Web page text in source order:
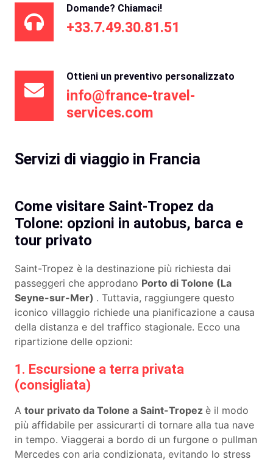
Domande? Chiamaci!
+33.7.49.30.81.51
Ottieni un preventivo personalizzato
info@france-travel-
services.com
Servizi di viaggio in Francia
Come visitare Saint-Tropez da
Tolone: ​​opzioni in autobus, barca e
tour privato
Saint-Tropez è la destinazione più richiesta dai
passeggeri che approdano Porto di Tolone (La
Seyne-sur-Mer) . Tuttavia, raggiungere questo
iconico villaggio richiede una pianificazione a causa
della distanza e del traffico stagionale. Ecco una
ripartizione delle opzioni:
1. Escursione a terra privata
(consigliata)
A tour privato da Tolone a Saint-Tropez è il modo
più affidabile per assicurarti di tornare alla tua nave
in tempo. Viaggerai a bordo di un furgone o pullman
Mercedes con aria condizionata, evitando lo stress